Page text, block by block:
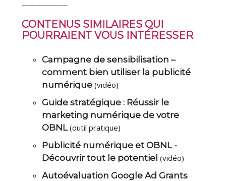
CONTENUS SIMILAIRES QUI
POURRAIENT VOUS INTÉRESSER
Campagne de sensibilisation –
comment bien utiliser la publicité
numérique (vidéo)
Guide stratégique : Réussir le
marketing numérique de votre
OBNL(outil pratique)
Publicité numérique et OBNL -
Découvrir tout le potentiel(vidéo)
Autoévaluation Google Ad Grants